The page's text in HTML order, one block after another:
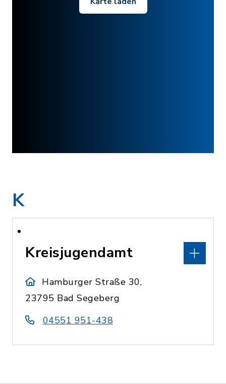
K
Kreisjugendamt
Hamburger Straße 30,
23795 Bad Segeberg
04551 951-438